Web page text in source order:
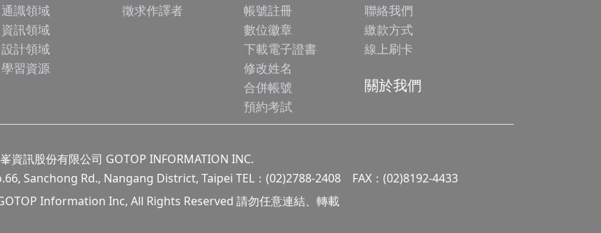
通識領域
資訊領域
設計領域
學習資源
徵求作譯者
帳號註冊
數位徽章
下載電子證書
修改姓名
合併帳號
預約考試
聯絡我們
繳款方式
線上刷卡
關於我們
資訊股份有限公司 GOTOP INFORMATION INC.
Sanchong Rd., Nangang District, Taipei TEL：(02)2788-2408 FAX：(02)8192-4433
Information Inc, All Rights Reserved 請勿任意連結、轉載